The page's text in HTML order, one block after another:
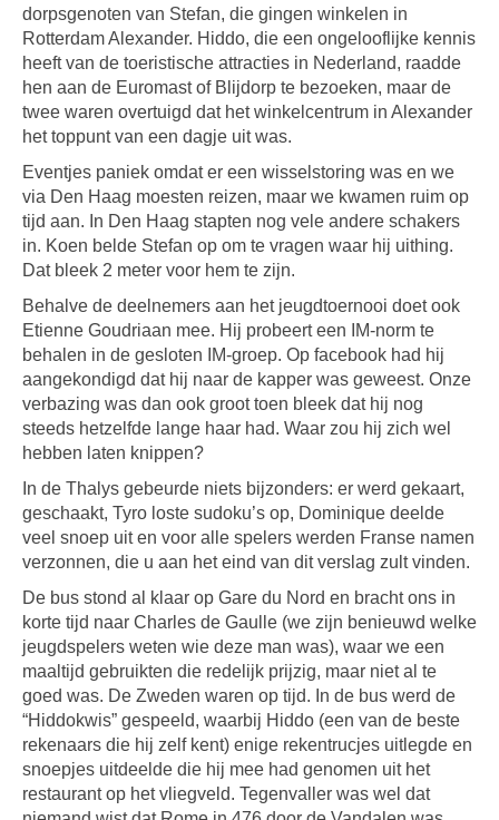
dorpsgenoten van Stefan, die gingen winkelen in
Rotterdam Alexander. Hiddo, die een ongelooflijke kennis
heeft van de toeristische attracties in Nederland, raadde
hen aan de Euromast of Blijdorp te bezoeken, maar de
twee waren overtuigd dat het winkelcentrum in Alexander
het toppunt van een dagje uit was.
Eventjes paniek omdat er een wisselstoring was en we
via Den Haag moesten reizen, maar we kwamen ruim op
tijd aan. In Den Haag stapten nog vele andere schakers
in. Koen belde Stefan op om te vragen waar hij uithing.
Dat bleek 2 meter voor hem te zijn.
Behalve de deelnemers aan het jeugdtoernooi doet ook
Etienne Goudriaan mee. Hij probeert een IM-norm te
behalen in de gesloten IM-groep. Op facebook had hij
aangekondigd dat hij naar de kapper was geweest. Onze
verbazing was dan ook groot toen bleek dat hij nog
steeds hetzelfde lange haar had. Waar zou hij zich wel
hebben laten knippen?
In de Thalys gebeurde niets bijzonders: er werd gekaart,
geschaakt, Tyro loste sudoku’s op, Dominique deelde
veel snoep uit en voor alle spelers werden Franse namen
verzonnen, die u aan het eind van dit verslag zult vinden.
De bus stond al klaar op Gare du Nord en bracht ons in
korte tijd naar Charles de Gaulle (we zijn benieuwd welke
jeugdspelers weten wie deze man was), waar we een
maaltijd gebruikten die redelijk prijzig, maar niet al te
goed was. De Zweden waren op tijd. In de bus werd de
“Hiddokwis” gespeeld, waarbij Hiddo (een van de beste
rekenaars die hij zelf kent) enige rekentrucjes uitlegde en
snoepjes uitdeelde die hij mee had genomen uit het
restaurant op het vliegveld. Tegenvaller was wel dat